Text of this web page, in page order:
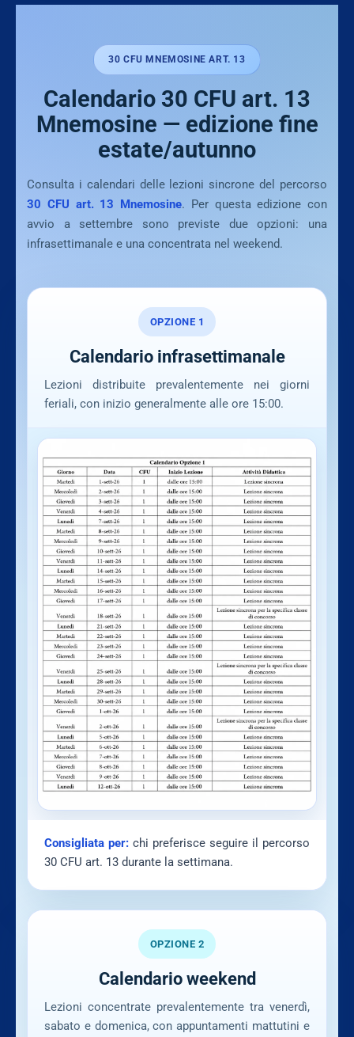
30 CFU MNEMOSINE ART. 13
Calendario 30 CFU art. 13
Mnemosine — edizione fine
estate/autunno
Consulta i calendari delle lezioni sincrone del percorso
30 CFU art. 13 Mnemosine. Per questa edizione con
avvio a settembre sono previste due opzioni: una
infrasettimanale e una concentrata nel weekend.
OPZIONE 1
Calendario infrasettimanale
Lezioni distribuite prevalentemente nei giorni
feriali, con inizio generalmente alle ore 15:00.
Consigliata per: chi preferisce seguire il percorso
30 CFU art. 13 durante la settimana.
OPZIONE 2
Calendario weekend
Lezioni concentrate prevalentemente tra venerdì,
sabato e domenica, con appuntamenti mattutini e